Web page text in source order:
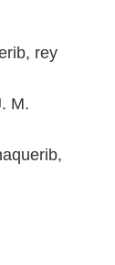
rey
M.